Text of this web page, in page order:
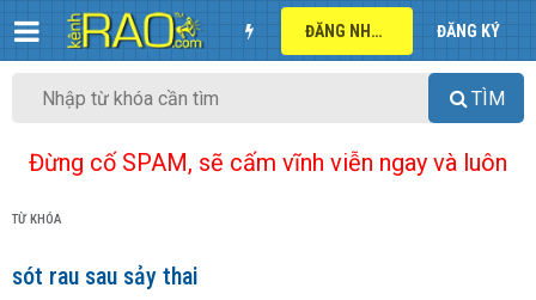
ĐĂNG NHẬP ĐĂNG KÝ
TÌM
Đừng cố SPAM, sẽ cấm vĩnh viễn ngay và luôn
TỪ KHÓA
sót rau sau sảy thai